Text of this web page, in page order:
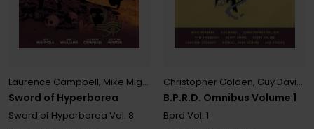
Sword of Hyperborea
Laurence Campbell, Mike Mignola ,Rob Williams
Sword of Hyperborea Vol. 8
B.P.R.D. Omnibus Volume 1
Christopher Golden, Guy Davis ,
Bprd Vol. 1